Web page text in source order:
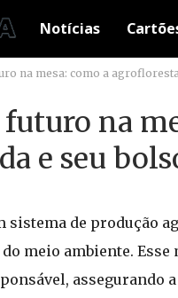
Notícias
na mesa: como a
na
e seu
sistema de produção
meio ambiente.
assegurando